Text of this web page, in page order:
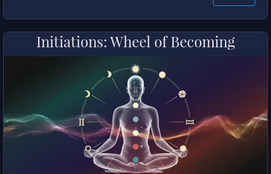
Initiations: Wheel of Becoming